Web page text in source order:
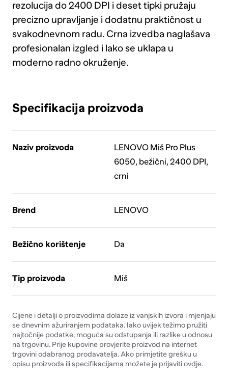
rezolucija do 2400 DPI i deset tipki pružaju
precizno upravljanje i dodatnu praktičnost u
svakodnevnom radu. Crna izvedba naglašava
profesionalan izgled i lako se uklapa u
moderno radno okruženje.
Specifikacija proizvoda
Naziv proizvoda
LENOVO Miš Pro Plus
6050, bežični, 2400 DPI,
crni
Brend LENOVO
Bežično korištenje Da
Tip proizvoda Miš
Cijene i detalji o proizvodima dolaze iz vanjskih izvora i mjenjaju
se dnevnim ažuriranjem podataka. Iako uvijek težimo pružiti
najtočnije podatke, moguća su odstupanja ili razlike u odnosu
na trgovinu. Prije kupovine provjerite proizvod na internet
trgovini odabranog prodavatelja. Ako primjetite grešku u
opisu proizvoda ili specifikacijama možete je prijavitiovdje.